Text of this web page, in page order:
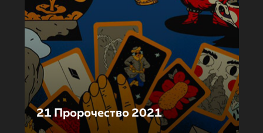
21 Пророчество 2021